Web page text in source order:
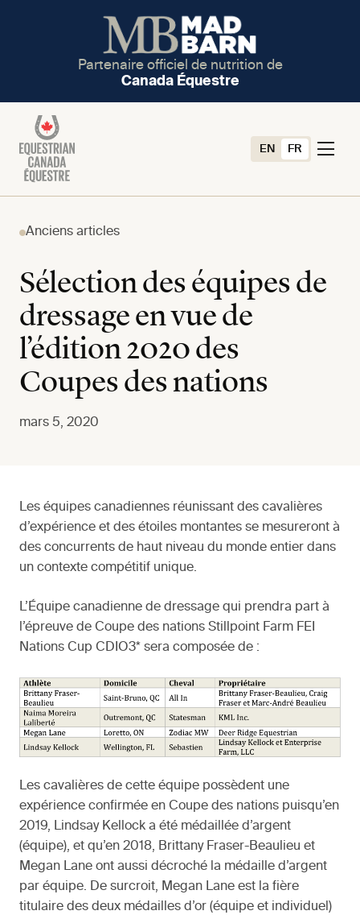
Partenaire officiel de nutrition de
Canada Équestre
EN FR
Anciens articles
Sélection des équipes de
dressage en vue de
l’édition 2020 des
Coupes des nations
mars 5, 2020
Les équipes canadiennes réunissant des cavalières
d’expérience et des étoiles montantes se mesureront à
des concurrents de haut niveau du monde entier dans
un contexte compétitif unique.
L’Équipe canadienne de dressage qui prendra part à
l’épreuve de Coupe des nations Stillpoint Farm FEI
Nations Cup CDIO3* sera composée de :
Les cavalières de cette équipe possèdent une
expérience confirmée en Coupe des nations puisqu’en
2019, Lindsay Kellock a été médaillée d’argent
(équipe), et qu’en 2018, Brittany Fraser-Beaulieu et
Megan Lane ont aussi décroché la médaille d’argent
par équipe. De surcroit, Megan Lane est la fière
titulaire des deux médailles d’or (équipe et individuel)